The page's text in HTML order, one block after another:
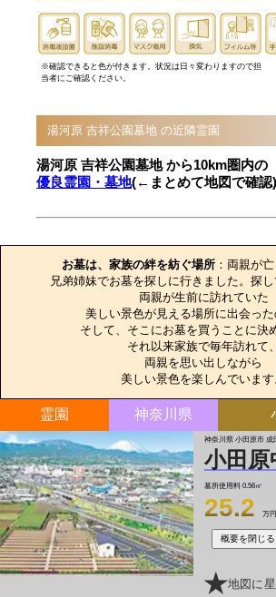
※確認できると色が付きます。状況は日々変わりますので担
当者にご確認ください。
湯河原 吉祥公園墓地 の近隣霊園
湯河原 吉祥公園墓地 から10km圏内の
優良霊園・墓地(←まとめて地図で確認)
お墓は、家族の絆を紡ぐ場所 ：両親が
兄弟姉妹でお墓を探しに行きました。探し
両親が生前に訪れていた
美しい景色が見える場所に出会った
そして、そこにお墓を買うことに決
それ以来家族で毎年訪れて、
両親を思い出しながら
美しい景色を楽しんでいます
霊園 神奈川県
神奈川県 小田原市 成
小田原
墓所使用料 0.56㎡
25.2 万
概要を閉じる
地図に